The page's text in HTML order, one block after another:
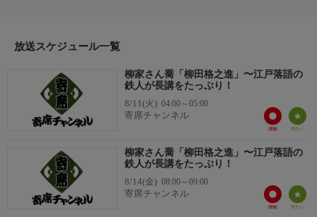
「極 名人噺」〜唯一無二、至高の伝承芸を貴方に〜
放送スケジュール一覧
柳家さん喬「柳田格之進」〜江戸落語の
鉄人が長講をたっぷり！
8/11(火) 04:00～05:00
寄席チャンネル
柳家さん喬「柳田格之進」〜江戸落語の
鉄人が長講をたっぷり！
8/14(金) 08:00～09:00
寄席チャンネル